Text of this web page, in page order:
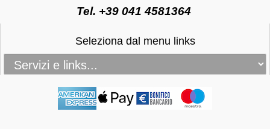
Tel. +39 041 4581364
Seleziona dal menu links